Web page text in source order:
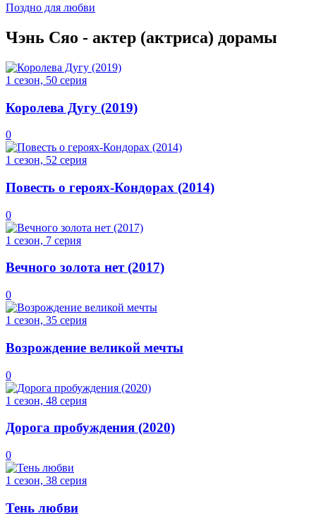
Поздно для любви
Чэнь Сяо - актер (актриса) дорамы
1 сезон, 50 серия
Королева Дугу (2019)
0
1 сезон, 52 серия
Повесть о героях-Кондорах (2014)
0
1 сезон, 7 серия
Вечного золота нет (2017)
0
1 сезон, 35 серия
Возрождение великой мечты
0
1 сезон, 48 серия
Дорога пробуждения (2020)
0
1 сезон, 38 серия
Тень любви